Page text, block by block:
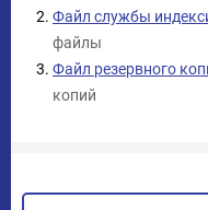
Файл службы
файлы
Файл резервного
копий